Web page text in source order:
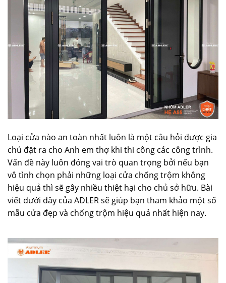
Loại cửa nào an toàn nhất luôn là một câu hỏi được gia
chủ đặt ra cho Anh em thợ khi thi công các công trình.
Vấn đề này luôn đóng vai trò quan trọng bởi nếu bạn
vô tình chọn phải những loại cửa chống trộm không
hiệu quả thì sẽ gây nhiều thiệt hại cho chủ sở hữu. Bài
viết dưới đây của ADLER sẽ giúp bạn tham khảo một số
mẫu cửa đẹp và chống trộm hiệu quả nhất hiện nay.